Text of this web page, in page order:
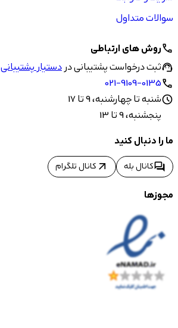
سوالات متداول
callروش های ارتباطی
support_agentثبت درخواست پشتیبانی دردستیار پشتیبانی
call
021-9109-0135
scheduleشنبه تا چهارشنبه، 9 تا 17
پنجشنبه، 9 تا 13
ما را دنبال کنید
forumکانال بله arrow_outward کانال تلگرام
مجوزها